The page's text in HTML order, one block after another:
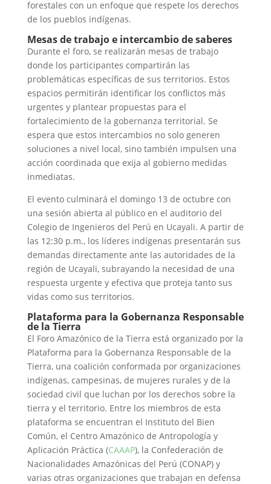
forestales con un enfoque que respete los derechos
de los pueblos indígenas.
Mesas de trabajo e intercambio de saberes
Durante el foro, se realizarán mesas de trabajo
donde los participantes compartirán las
problemáticas específicas de sus territorios. Estos
espacios permitirán identificar los conflictos más
urgentes y plantear propuestas para el
fortalecimiento de la gobernanza territorial. Se
espera que estos intercambios no solo generen
soluciones a nivel local, sino también impulsen una
acción coordinada que exija al gobierno medidas
inmediatas.
El evento culminará el domingo 13 de octubre con
una sesión abierta al público en el auditorio del
Colegio de Ingenieros del Perú en Ucayali. A partir de
las 12:30 p.m., los líderes indígenas presentarán sus
demandas directamente ante las autoridades de la
región de Ucayali, subrayando la necesidad de una
respuesta urgente y efectiva que proteja tanto sus
vidas como sus territorios.
Plataforma para la Gobernanza Responsable
de la Tierra
El Foro Amazónico de la Tierra está organizado por la
Plataforma para la Gobernanza Responsable de la
Tierra, una coalición conformada por organizaciones
indígenas, campesinas, de mujeres rurales y de la
sociedad civil que luchan por los derechos sobre la
tierra y el territorio. Entre los miembros de esta
plataforma se encuentran el Instituto del Bien
Común, el Centro Amazónico de Antropología y
Aplicación Práctica (CAAAP), la Confederación de
Nacionalidades Amazónicas del Perú (CONAP) y
varias otras organizaciones que trabajan en defensa